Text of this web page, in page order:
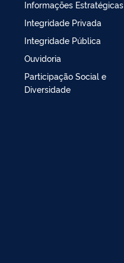
Informações Estratégicas
Integridade Privada
Integridade Pública
Ouvidoria
Participação Social e
Diversidade